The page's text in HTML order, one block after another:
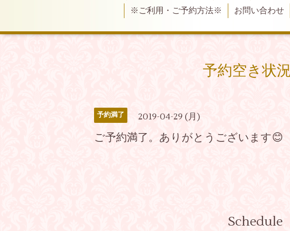
※ご利用・ご予約方法※
お問い合わせ
予約空き状
予約満了 2019-04-29 (月)
ご予約満了。ありがとうございます😊
Schedule